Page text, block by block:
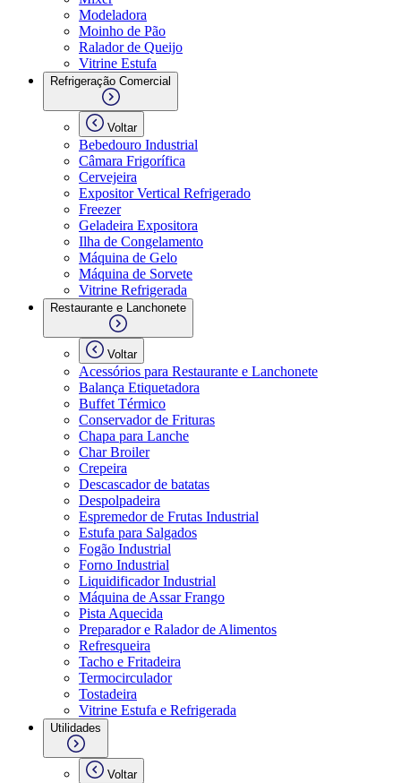
Modeladora
Moinho de Pão
Ralador de Queijo
Vitrine Estufa
Refrigeração Comercial
Voltar
Bebedouro Industrial
Câmara Frigorífica
Cervejeira
Expositor Vertical Refrigerado
Freezer
Geladeira Expositora
Ilha de Congelamento
Máquina de Gelo
Máquina de Sorvete
Vitrine Refrigerada
Restaurante e Lanchonete
Voltar
Acessórios para Restaurante e Lanchonete
Balança Etiquetadora
Buffet Térmico
Conservador de Frituras
Chapa para Lanche
Char Broiler
Crepeira
Descascador de batatas
Despolpadeira
Espremedor de Frutas Industrial
Estufa para Salgados
Fogão Industrial
Forno Industrial
Liquidificador Industrial
Máquina de Assar Frango
Pista Aquecida
Preparador e Ralador de Alimentos
Refresqueira
Tacho e Fritadeira
Termocirculador
Tostadeira
Vitrine Estufa e Refrigerada
Utilidades
Voltar